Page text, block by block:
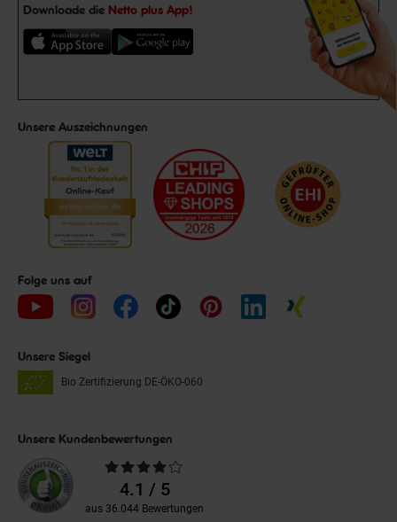
Downloade die Netto plus App!
Unsere Auszeichnungen
Folge uns auf
Unsere Siegel
Bio Zertifizierung DE-ÖKO-060
Unsere Kundenbewertungen
Durchschnittliche
Bewertungen4.1 / 5
aus 36.044 Bewertungen